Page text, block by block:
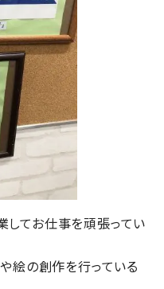
してお仕事を頑張ってい
絵の創作を行っている